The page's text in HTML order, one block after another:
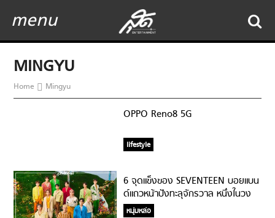
menu
MINGYU
Home Mingyu
OPPO Reno8 5G
lifestyle
6 จุดแข็งของ SEVENTEEN บอยแบน
ด์แถวหน้าปังทะลุจักรวาล หนึ่งในวง
ตำนาน EBS ที่สื่อขนานนาม!
หนุ่มหล่อ